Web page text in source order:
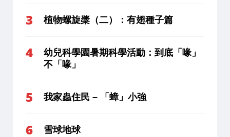
植物螺旋槳（二）：有翅種子篇
幼兒科學園暑期科學活動：到底「喙」
不「喙」
我家蟲住民 – 「蟑」小強
雪球地球